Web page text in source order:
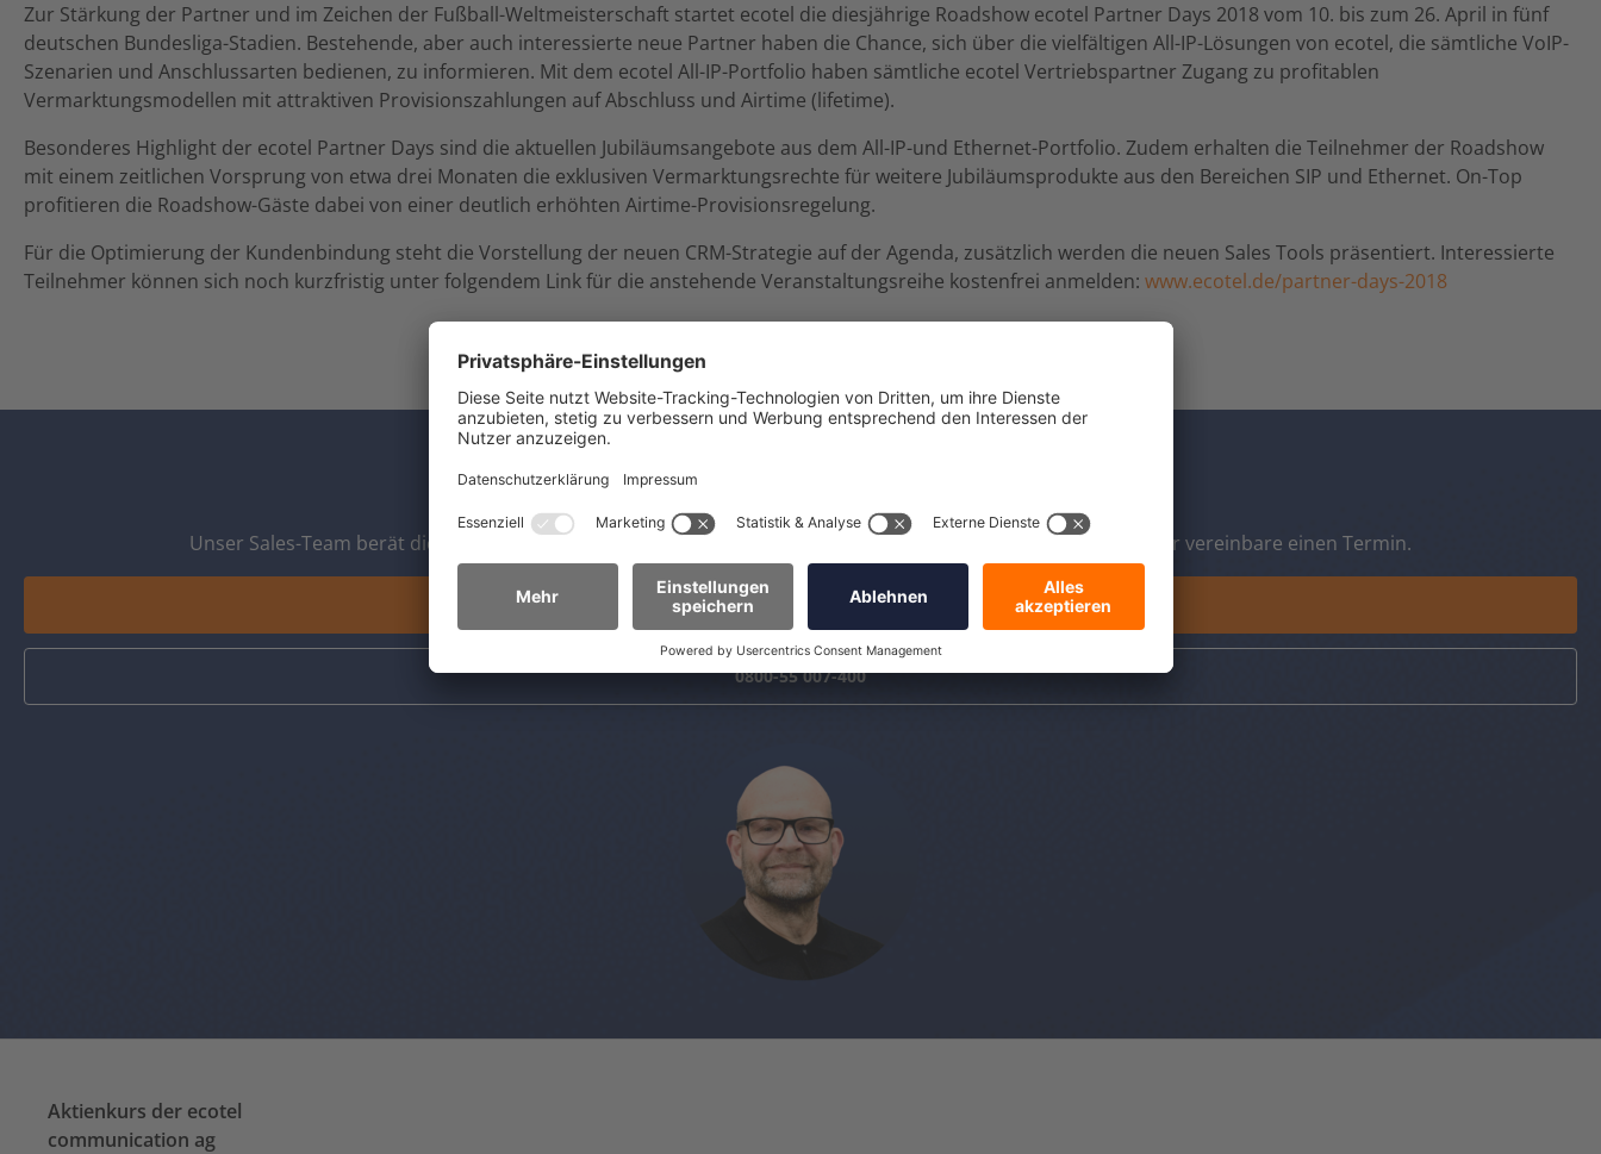
Zur Stärkung der Partner und im Zeichen der Fußball-Weltmeisterschaft startet ecotel die diesjährige Roadshow ecotel Partner Days 2018 vom 10. bis zum 26. April in fünf
deutschen Bundesliga-Stadien. Bestehende, aber auch interessierte neue Partner haben die Chance, sich über die vielfältigen All-IP-Lösungen von ecotel, die sämtliche VoIP-
Szenarien und Anschlussarten bedienen, zu informieren. Mit dem ecotel All-IP-Portfolio haben sämtliche ecotel Vertriebspartner Zugang zu profitablen
Vermarktungsmodellen mit attraktiven Provisionszahlungen auf Abschluss und Airtime (lifetime).
Besonderes Highlight der ecotel Partner Days sind die aktuellen Jubiläumsangebote aus dem All-IP-und Ethernet-Portfolio. Zudem erhalten die Teilnehmer der Roadshow
mit einem zeitlichen Vorsprung von etwa drei Monaten die exklusiven Vermarktungsrechte für weitere Jubiläumsprodukte aus den Bereichen SIP und Ethernet. On-Top
profitieren die Roadshow-Gäste dabei von einer deutlich erhöhten Airtime-Provisionsregelung.
Für die Optimierung der Kundenbindung steht die Vorstellung der neuen CRM-Strategie auf der Agenda, zusätzlich werden die neuen Sales Tools präsentiert. Interessierte
Teilnehmer können sich noch kurzfristig unter folgendem Link für die anstehende Veranstaltungsreihe kostenfrei anmelden: www.ecotel.de/partner-days-2018
Du hast Fragen?
Unser Sales-Team berät dich gerne zu deinen individuellen Anforderungen. Rufe einfach an, schreibe uns oder vereinbare einen Termin.
Kontakt aufnehmen
0800-55 007-400
Aktienkurs der ecotel
communication ag